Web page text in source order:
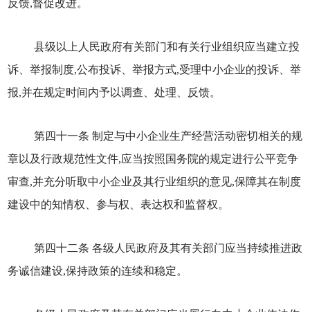
反馈,督促改进。
县级以上人民政府有关部门和有关行业组织应当建立投
诉、举报制度,公布投诉、举报方式,受理中小企业的投诉、举
报,并在规定时间内予以调查、处理、反馈。
第四十一条 制定与中小企业生产经营活动密切相关的规
章以及行政规范性文件,应当按照国务院的规定进行公平竞争
审查,并充分听取中小企业及其行业组织的意见,保障其在制度
建设中的知情权、参与权、表达权和监督权。
第四十二条 各级人民政府及其有关部门应当持续推进政
务诚信建设,保持政策的连续和稳定。